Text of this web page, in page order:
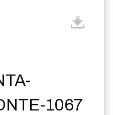
1067